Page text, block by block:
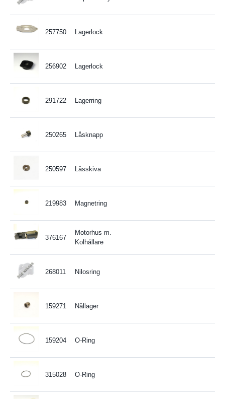
257750 Lagerlock
256902 Lagerlock
291722 Lagerring
250265 Låsknapp
250597 Låsskiva
219983 Magnetring
376167
Motorhus m.
Kolhållare
268011 Nilosring
159271 Nållager
159204 O-Ring
315028 O-Ring